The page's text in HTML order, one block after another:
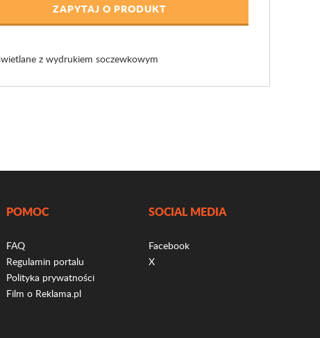
ZAPYTAJ O PRODUKT
z wydrukiem soczewkowym
POMOC
FAQ
Regulamin portalu
Polityka prywatności
Film o Reklama.pl
SOCIAL MEDIA
Facebook
X